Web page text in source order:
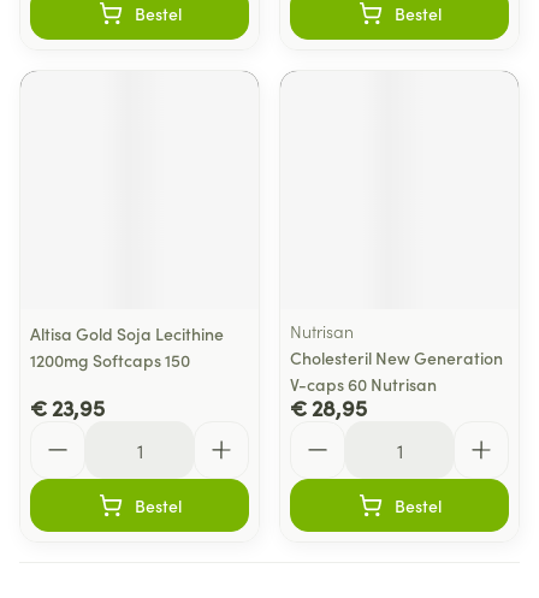
Bestel Bestel
Altisa Gold Soja Lecithine
1200mg Softcaps 150
€ 23,95
Bestel
Nutrisan
Cholesteril New Generation
V-caps 60 Nutrisan
€ 28,95
Bestel